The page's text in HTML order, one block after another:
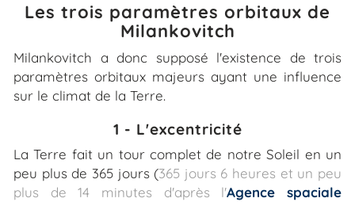
Les trois paramètres orbitaux de
Milankovitch
Milankovitch a donc supposé l'existence de trois
paramètres orbitaux majeurs ayant une influence
sur le climat de la Terre.
1 - L'excentricité
La Terre fait un tour complet de notre Soleil en un
peu plus de 365 jours (365 jours 6 heures et un peu
plus de 14 minutes d'après l'Agence spaciale